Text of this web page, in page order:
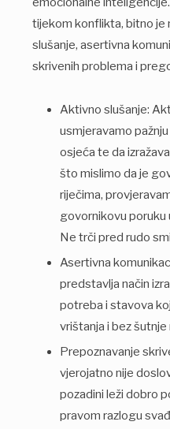
tijekom konflikta, bitno je
slušanje, asertivna
skrivenih problema i
Aktivno slušanje:
usmjeravamo
osjeća te da
što mislimo da je
riječima,
govornikovu poruku
Ne trči pred rudo
Asertivna
predstavlja način
potreba i stavova
vrištanja i bez
Prepoznavanje
vjerojatno nije
pozadini leži dobro
pravom razlogu